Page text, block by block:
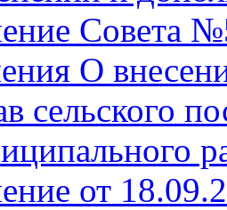
Совета
О
сельского
от